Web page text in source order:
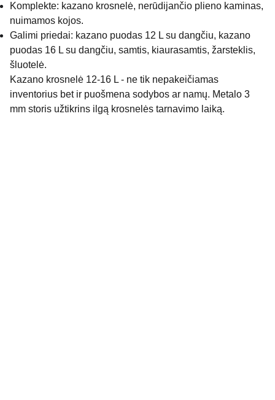
Komplekte: kazano krosnelė, nerūdijančio plieno kaminas,
nuimamos kojos.
Galimi priedai: kazano puodas 12 L su dangčiu, kazano
puodas 16 L su dangčiu, samtis, kiaurasamtis, žarsteklis,
šluotelė.
Kazano krosnelė 12-16 L - ne tik nepakeičiamas
inventorius bet ir puošmena sodybos ar namų. Metalo 3
mm storis užtikrins ilgą krosnelės tarnavimo laiką.